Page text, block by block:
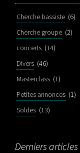
Cherche bassiste (6)
Cherche groupe (2)
concerts (14)
Divers (46)
Masterclass (1)
Petites annonces (1)
Soldes (13)
Derniers articles